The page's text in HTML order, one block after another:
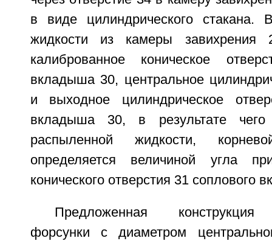
в виде цилиндрического стакана.
жидкости из камеры завихрения
калиброванное коническое
вкладыша 30, центральное
и выходное цилиндрическое
вкладыша 30, в результате чего
распыленной жидкости,
определяется величиной угла
конического отверстия 31 соплового
Предложенная конструкция
форсунки с диаметром